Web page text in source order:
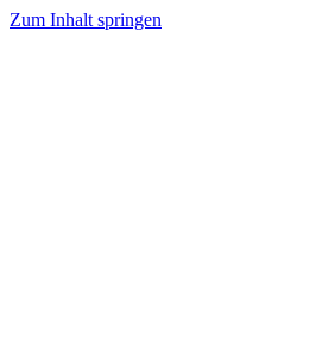
Zum Inhalt springen